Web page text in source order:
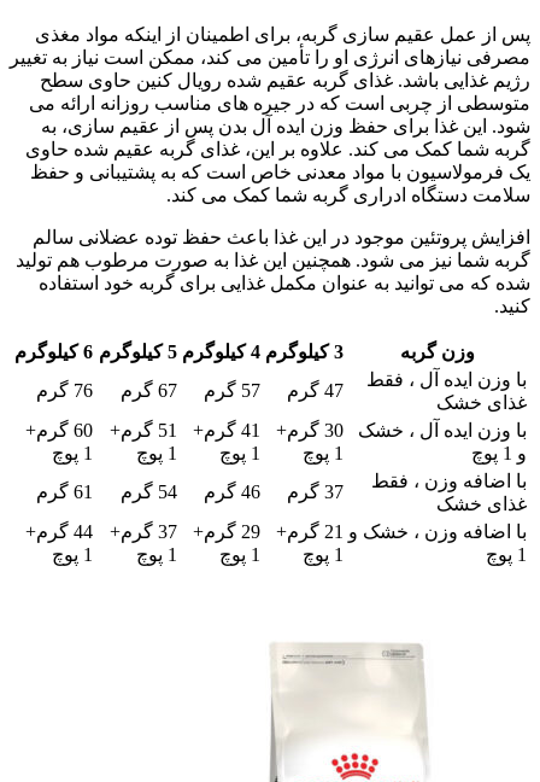
پس از عمل عقیم سازی گربه، برای اطمینان از اینکه مواد مغذی
مصرفی نیازهای انرژی او را تأمین می کند، ممکن است نیاز به تغییر
رژیم غذایی باشد. غذای گربه عقیم شده رویال کنین حاوی سطح
متوسطی از چربی است که در جیره های مناسب روزانه ارائه می
شود. این غذا برای حفظ وزن ایده آل بدن پس از عقیم سازی، به
گربه شما کمک می کند. علاوه بر این، غذای گربه عقیم شده حاوی
یک فرمولاسیون با مواد معدنی خاص است که به پشتیبانی و حفظ
سلامت دستگاه ادراری گربه شما کمک می کند.
افزایش پروتئین موجود در این غذا باعث حفظ توده عضلانی سالم
گربه شما نیز می شود. همچنین این غذا به صورت مرطوب هم تولید
شده که می توانید به عنوان مکمل غذایی برای گربه خود استفاده
کنید.
وزن گربه 3 کیلوگرم 4 کیلوگرم 5 کیلوگرم
6 کیلوگرم
با وزن ایده آل ، فقط
غذای خشک
47 گرم 57 گرم 67 گرم
76 گرم
با وزن ایده آل ، خشک
و 1 پوچ
30 گرم+
1 پوچ
41 گرم+
1 پوچ
51 گرم+
1 پوچ
60 گرم+
1 پوچ
با اضافه وزن ، فقط
غذای خشک
37 گرم 46 گرم 54 گرم
61 گرم
با اضافه وزن ، خشک و
1 پوچ
21 گرم+
1 پوچ
29 گرم+
1 پوچ
37 گرم+
1 پوچ
44 گرم+
1 پوچ